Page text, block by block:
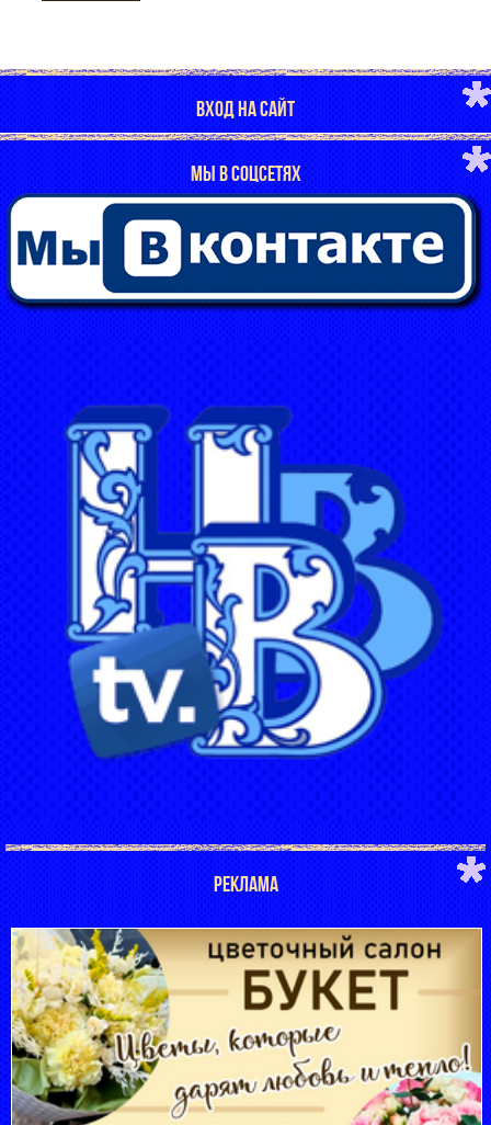
ВХОД НА САЙТ
МЫ В СОЦСЕТЯХ
РЕКЛАМА